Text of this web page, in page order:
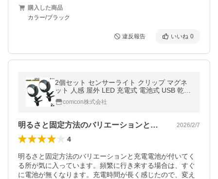
購入した商品
カラー/ブラック
違反報告 いいね 0
2個セット センサーライト クリップ マグネ
ット 人感 屋外 LED 充電式 電池式 USB 乾電
池 磁石 屋内 玄関 照明 防水規格 防雨型 外灯
壁comcon株式会社
明るさと固定方法のバリエーションと充電… 2026/2/7
4
明るさと固定方法のバリエーションと充電電池が付いてく
る所が気に入っています。頻繁に行き来する場合は、すぐ
に電池が無くなります。充電時間が長く感じたので、変え